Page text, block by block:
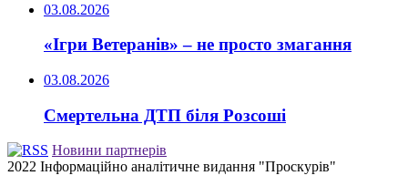
03.08.2026
«Ігри Ветеранів» – не просто змагання
03.08.2026
Смертельна ДТП біля Розсоші
Новини партнерів
2022 Інформаційно аналітичне видання "Проскурів"